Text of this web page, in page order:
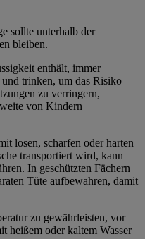
sollte unterhalb der
bleiben.
enthält, immer
trinken, um das Risiko
zu verringern,
von Kindern
losen, scharfen oder harten
transportiert wird, kann
In geschützten Fächern
Tüte aufbewahren, damit
zu gewährleisten, vor
heißem oder kaltem Wasser